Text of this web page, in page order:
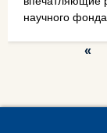
научного
«